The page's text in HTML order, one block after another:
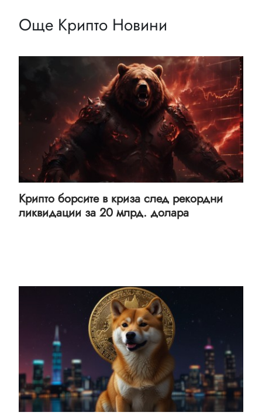
Още Крипто Новини
Крипто борсите в криза след рекордни
ликвидации за 20 млрд. долара